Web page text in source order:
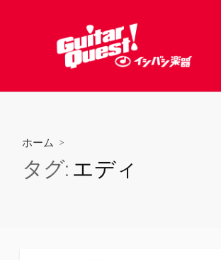
へ
ホーム >
タグ: エディ